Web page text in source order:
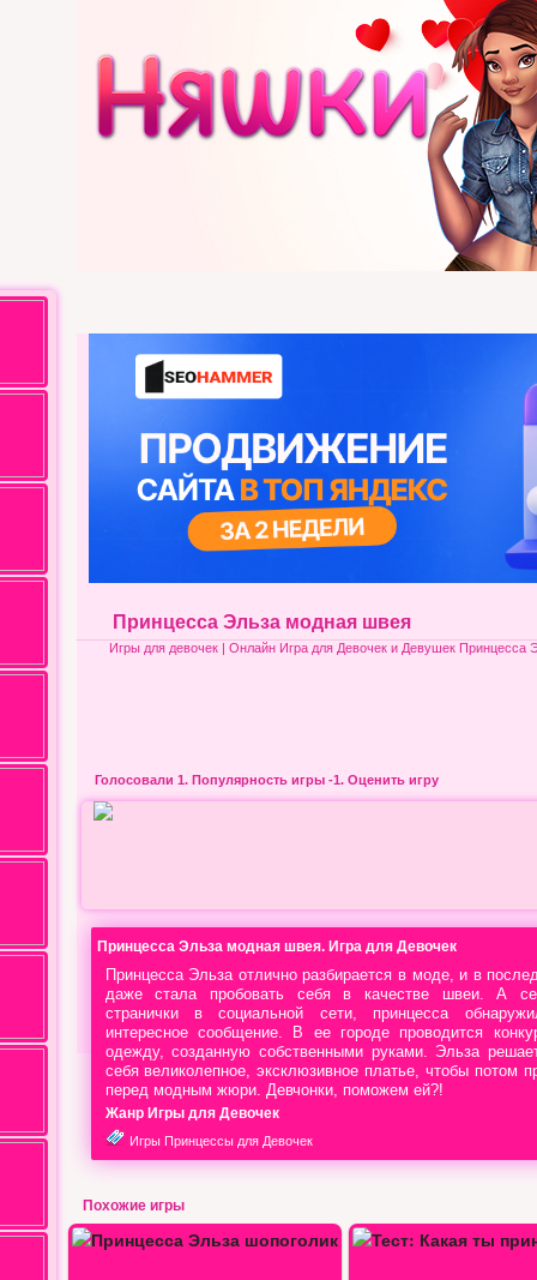
Принцесса Эльза модная швея
Игры для девочек| Онлайн Игра для Девочек и Девушек Принцесса
Голосовали 1. Популярность игры -1. Оценить игру
Принцесса Эльза модная швея. Игра для Девочек
Принцесса Эльза отлично разбирается в моде, и в
даже стала пробовать себя в качестве швеи. А
странички в социальной сети, принцесса
интересное сообщение. В ее городе проводится
одежду, созданную собственными руками. Эльза
себя великолепное, эксклюзивное платье, чтобы потом
перед модным жюри. Девчонки, поможем ей?!
Жанр Игры для Девочек
Игры Принцессы для Девочек
Похожие игры
Тест: Какая ты принцесса Эльза Принцесса Эльза и